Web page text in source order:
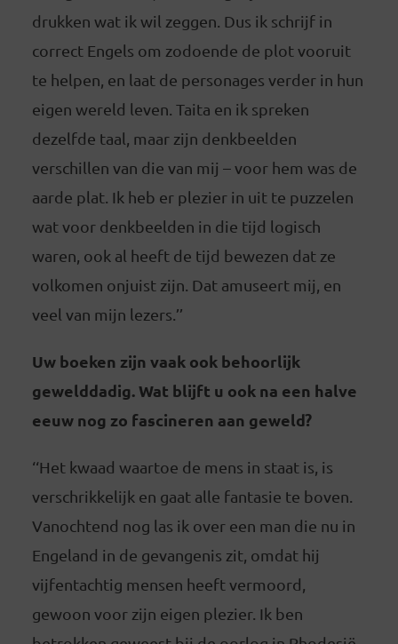
drukken wat ik wil zeggen. Dus ik schrijf in
correct Engels om zodoende de plot vooruit
te helpen, en laat de personages verder in hun
eigen wereld leven. Taita en ik spreken
dezelfde taal, maar zijn denkbeelden
verschillen van die van mij – voor hem was de
aarde plat. Ik heb er plezier in uit te puzzelen
wat voor denkbeelden in die tijd logisch
waren, ook al heeft de tijd bewezen dat ze
volkomen onjuist zijn. Dat amuseert mij, en
veel van mijn lezers.’’
Uw boeken zijn vaak ook behoorlijk
gewelddadig. Wat blijft u ook na een halve
eeuw nog zo fascineren aan geweld?
‘‘Het kwaad waartoe de mens in staat is, is
verschrikkelijk en gaat alle fantasie te boven.
Vanochtend nog las ik over een man die nu in
Engeland in de gevangenis zit, omdat hij
vijfentachtig mensen heeft vermoord,
gewoon voor zijn eigen plezier. Ik ben